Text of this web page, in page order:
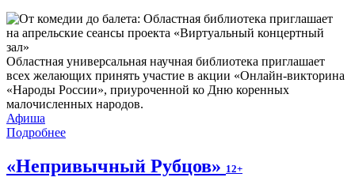
Областная универсальная научная библиотека приглашает
всех желающих принять участие в акции «Онлайн-викторина
«Народы России», приуроченной ко Дню коренных
малочисленных народов.
Афиша
Подробнее
«Непривычный Рубцов» 12+